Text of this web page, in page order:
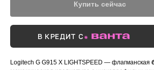
Купить сейчас
В КРЕДИТ С
Logitech G G915 X LIGHTSPEED — флагманская